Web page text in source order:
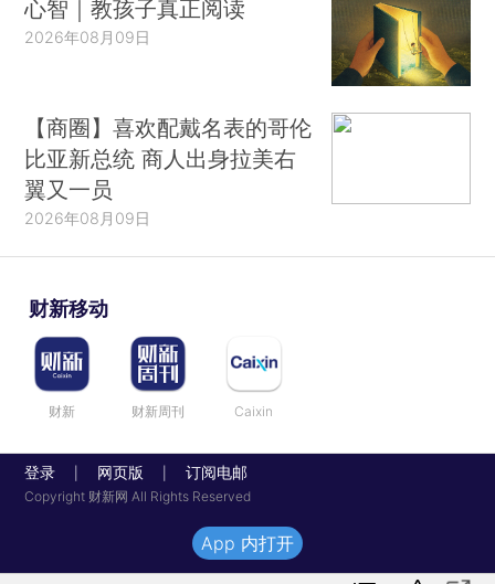
心智｜教孩子真正阅读
2026年08月09日
【商圈】喜欢配戴名表的哥伦
比亚新总统 商人出身拉美右
翼又一员
2026年08月09日
财新移动
财新 财新周刊 Caixin
登录 网页版 订阅电邮
Copyright 财新网 All Rights Reserved
App 内打开